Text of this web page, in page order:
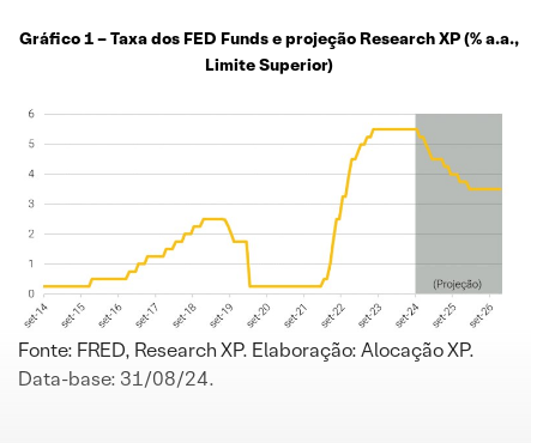
Gráfico 1 – Taxa dos FED Funds e projeção Research XP (% a.a.,
Limite Superior)
Fonte: FRED, Research XP. Elaboração: Alocação XP.
Data-base: 31/08/24.